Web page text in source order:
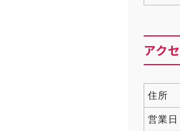
アク
住所
営業日